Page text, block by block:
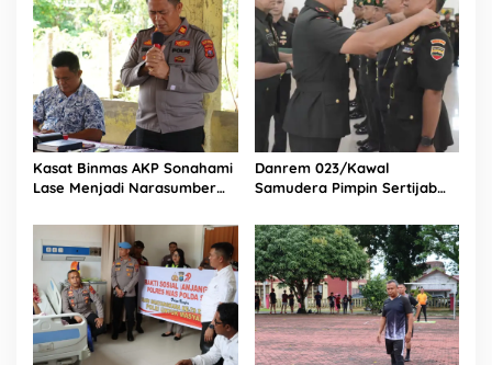
Kasat Binmas AKP Sonahami
Lase Menjadi Narasumber
Persekutuan Doa
Danrem 023/Kawal
Samudera Pimpin Sertijab